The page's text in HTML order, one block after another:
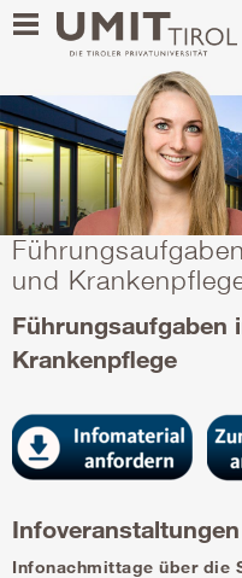
und
Führungsaufgaben
Krankenpflege
Infoveranstaltungen
Infonachmittage über die